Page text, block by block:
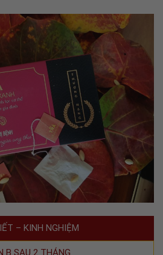
– KINH NGHIỆM
B SAU 2 THÁNG